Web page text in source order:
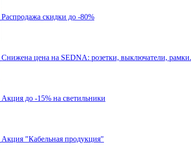
Распродажа скидки до -80%
Cнижена цена на SEDNA: розетки, выключатели,
Акция до -15% на светильники
Акция "Кабельная продукция"